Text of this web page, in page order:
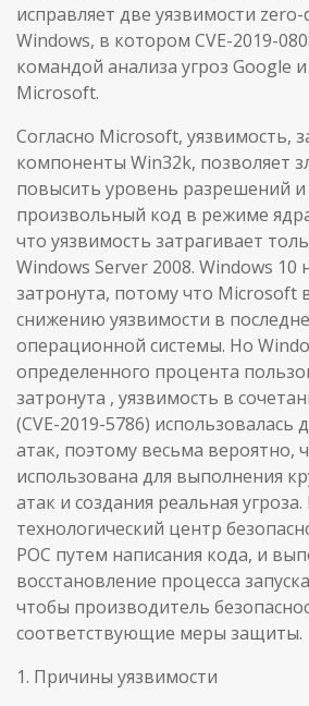
исправляет две уязвимости
Windows, в котором CVE-2019-
командой анализа угроз Google
Microsoft.
Согласно Microsoft, уязвимость,
компоненты Win32k, позволяет
повысить уровень разрешений
произвольный код в режиме
что уязвимость затрагивает
Windows Server 2008. Windows 10
затронута, потому что Microsoft
снижению уязвимости в
операционной системы. Но
определенного процента
затронута , уязвимость в
(CVE-2019-5786) использовалась
атак, поэтому весьма вероятно,
использована для выполнения
атак и создания реальная
технологический центр
POC путем написания кода, и
восстановление процесса
чтобы производитель
соответствующие меры защиты.
1. Причины уязвимости